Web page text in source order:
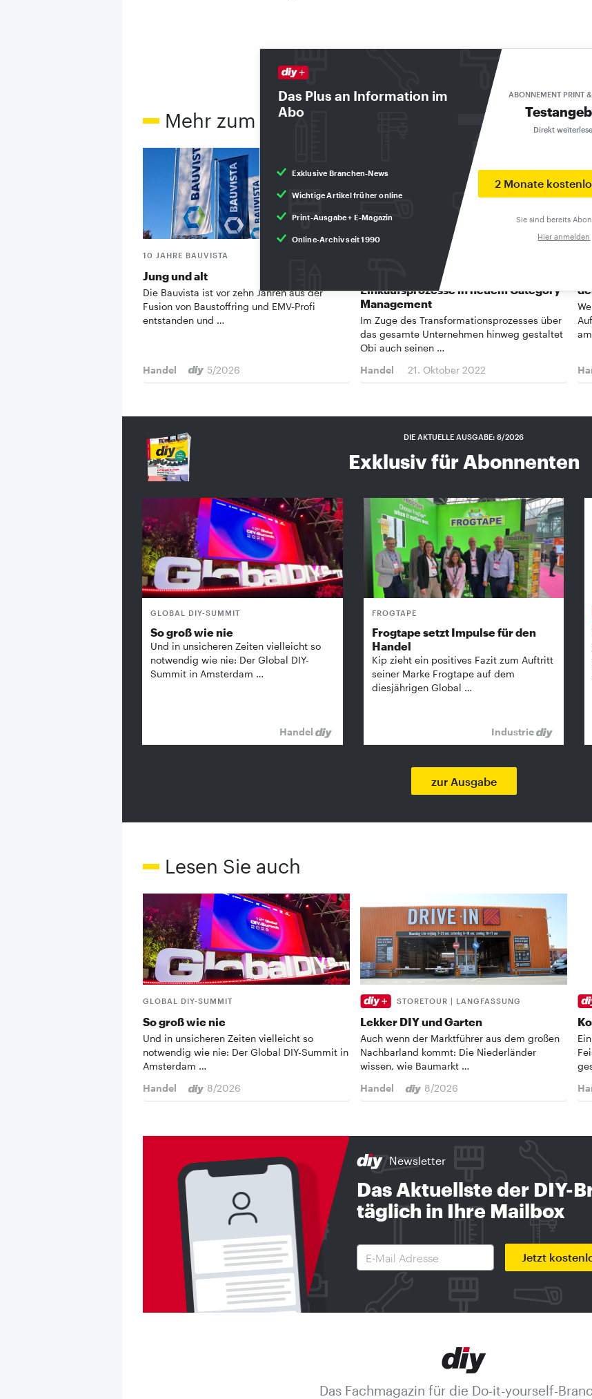
Das Plus an Information im
Abo
Exklusive Branchen-News
Wichtige Artikel früher online
Print-Ausgabe + E-Magazin
Online-Archiv seit 1990
ABONNEMENT PRINT
Direkt
2 Monate
Sie sind bereits
Hier anmelden
Zur Startseite
Mehr zum Thema
10 JAHRE BAUVISTA
Jung und alt
Die Bauvista ist vor zehn Jahren aus der
Fusion von Baustoffring und EMV-Profi
entstanden und …
Handel 5/2026
CROSS-CHANNEL-STRATEGIE
Obi bündelt zentrale
Einkaufsprozesse in neuem Category
Management
Im Zuge des Transformationsprozesses über
das gesamte Unternehmen hinweg gestaltet
Obi auch seinen …
Handel
21. Oktober 2022
DIE AKTUELLE AUSGABE: 8/2026
Exklusiv für Abonnenten
GLOBAL DIY-SUMMIT
So groß wie nie
Und in unsicheren Zeiten vielleicht so
notwendig wie nie: Der Global DIY-
Summit in Amsterdam …
Handel
FROGTAPE
Frogtape setzt Impulse für den
Handel
Kip zieht ein positives Fazit zum Auftritt
seiner Marke Frogtape auf dem
diesjährigen Global …
Industrie
zur Ausgabe
Lesen Sie auch
GLOBAL DIY-SUMMIT
So groß wie nie
Und in unsicheren Zeiten vielleicht so
notwendig wie nie: Der Global DIY-Summit in
Amsterdam …
Handel
8/2026
STORETOUR | LANGFASSUNG
Lekker DIY und Garten
Auch wenn der Marktführer aus dem großen
Nachbarland kommt: Die Niederländer
wissen, wie Baumarkt …
Handel
8/2026
Newsletter
Das Aktuellste der DIY-
täglich in Ihre Mailbox
Jetzt
Das Fachmagazin für die Do-it-yourself-